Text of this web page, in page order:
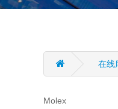
在线
Molex